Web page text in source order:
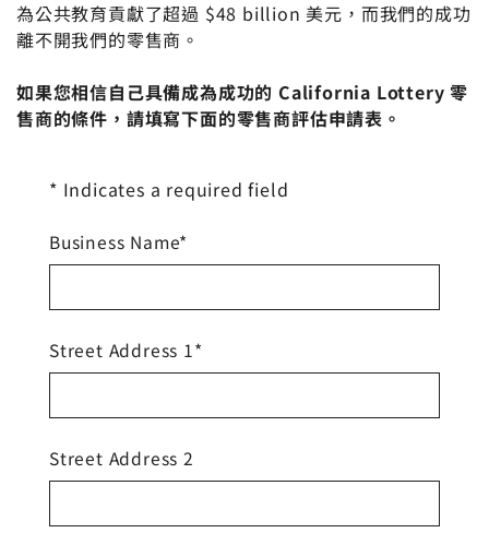
為公共教育貢獻了超過 $48 billion 美元，而我們的成功
離不開我們的零售商。
如果您相信自己具備成為成功的 California Lottery 零
售商的條件，請填寫下面的零售商評估申請表。
* Indicates a required field
Business Name*
Street Address 1*
Street Address 2